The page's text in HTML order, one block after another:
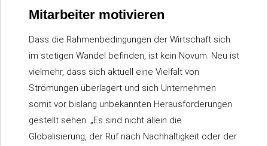
Mitarbeiter motivieren
Dass die Rahmenbedingungen der Wirtschaft sich
im stetigen Wandel befinden, ist kein Novum. Neu ist
vielmehr, dass sich aktuell eine Vielfalt von
Strömungen überlagert und sich Unternehmen
somit vor bislang unbekannten Herausforderungen
gestellt sehen. „Es sind nicht allein die
Globalisierung, der Ruf nach Nachhaltigkeit oder der